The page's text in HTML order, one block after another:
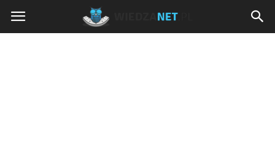
Wiedzanet.pl